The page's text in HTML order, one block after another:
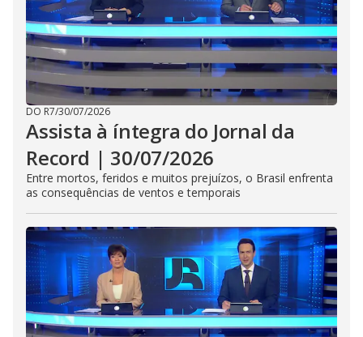
DO R7/30/07/2026
Assista à íntegra do Jornal da
Record | 30/07/2026
Entre mortos, feridos e muitos prejuízos, o Brasil enfrenta
as consequências de ventos e temporais